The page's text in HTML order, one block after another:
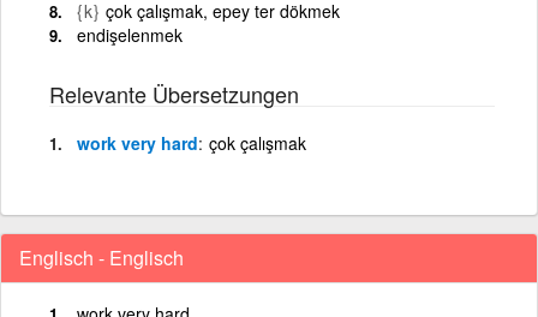
{k} çok çalışmak, epey ter dökmek
endişelenmek
Relevante Übersetzungen
work very hard çok çalışmak
Englisch - Englisch